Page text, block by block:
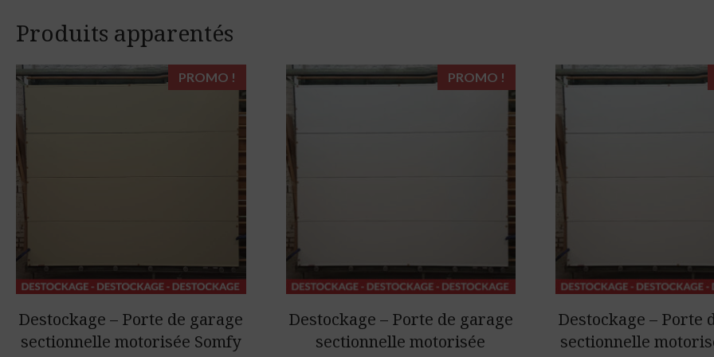
Produits apparentés
PROMO !
Destockage – Porte de garage
sectionnelle motorisée Somfy
PROMO !
Destockage – Porte de garage
sectionnelle motorisée
Destockage – Porte
sectionnelle